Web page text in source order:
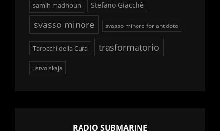
samih madhoun Stefano Giacchè
svasso minore svasso minore for antidoto
Tarocchi della Cura trasformatorio
ustvolskaja
RADIO SUBMARINE